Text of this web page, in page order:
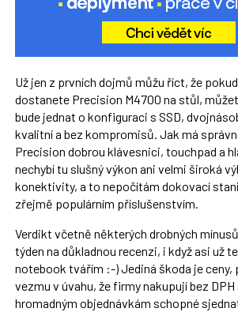
Už jen z prvních dojmů můžu říct, že
dostanete Precision M4700 na stůl,
bude jednat o konfiguraci s SSD,
kvalitní a bez kompromisů. Jak má
Precision dobrou klávesnici, touchpad a
nechybí tu slušný výkon ani velmi široká
konektivity, a to nepočítám dokovací
zřejmě populárním příslušenstvím.
Verdikt včetně některých drobných
týden na důkladnou recenzi, i když asi už
notebook tvářím :-) Jediná škoda je ceny,
vezmu v úvahu, že firmy nakupují bez
hromadným objednávkám schopné